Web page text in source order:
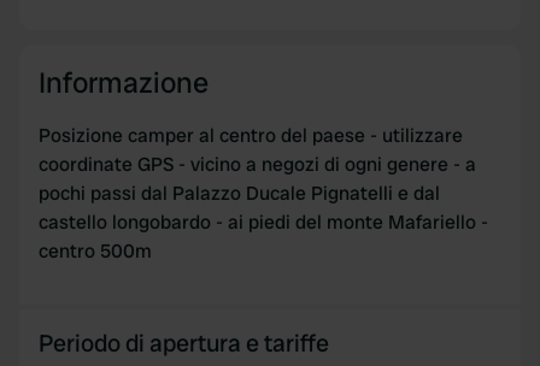
our social media, advertising and analytics partners who
provided to them or that they’ve collected from your use
of their services.
Informazione
Posizione camper al centro del paese - utilizzare
coordinate GPS - vicino a negozi di ogni genere - a
pochi passi dal Palazzo Ducale Pignatelli e dal
castello longobardo - ai piedi del monte Mafariello -
centro 500m
Periodo di apertura e tariffe